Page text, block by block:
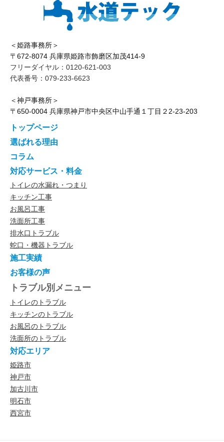
＜姫路事務所＞
〒672-8074 兵庫県姫路市飾磨区加茂414-9
フリーダイヤル：0120-621-003
代表番号：079-233-6623
＜神戸事務所＞
〒650-0004 兵庫県神戸市中央区中山手通１丁目２2-23-203
トップページ
選ばれる理由
コラム
対応サービス・料金
トイレの水漏れ・つまり
キッチン工事
お風呂工事
洗面所工事
排水口トラブル
蛇口・機器トラブル
施工実績
お客様の声
トラブル別メニュー
トイレのトラブル
キッチンのトラブル
お風呂のトラブル
洗面所のトラブル
対応エリア
姫路市
神戸市
加古川市
明石市
西宮市